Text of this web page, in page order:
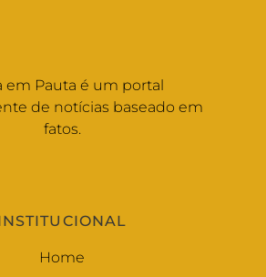
em Pauta é um portal
de notícias baseado em
fatos.
Home